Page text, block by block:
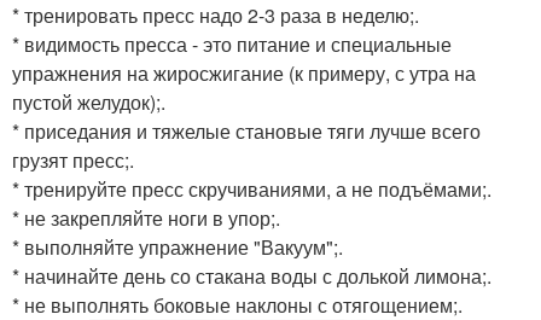
* тренировать пресс надо 2-3 раза в неделю;.
* видимость пресса - это питание и специальные
упражнения на жиросжигание (к примеру, с утра на
пустой желудок);.
* приседания и тяжелые становые тяги лучше всего
грузят пресс;.
* тренируйте пресс скручиваниями, а не подъёмами;.
* не закрепляйте ноги в упор;.
* выполняйте упражнение "Вакуум";.
* начинайте день со стакана воды с долькой лимона;.
* не выполнять боковые наклоны с отягощением;.